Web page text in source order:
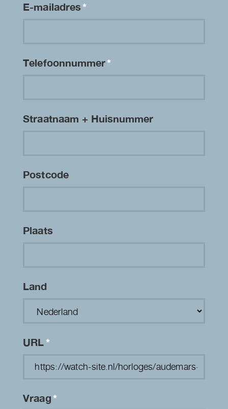
E-mailadres*
Telefoonnummer*
Straatnaam + Huisnummer
Postcode
Plaats
Land
URL*
Vraag*